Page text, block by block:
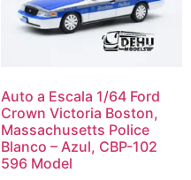
Auto a Escala 1/64 Ford
Crown Victoria Boston,
Massachusetts Police
Blanco – Azul, CBP-102
596 Model